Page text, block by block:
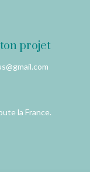
projet
la France.